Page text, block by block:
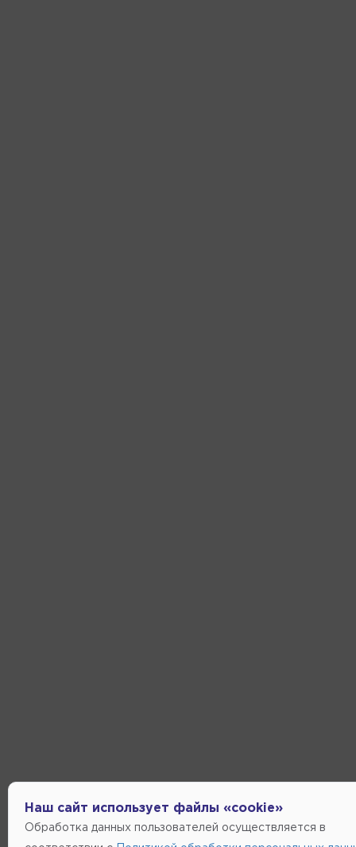
Наш сайт использует файлы «cookie»
Обработка данных пользователей осуществляется в